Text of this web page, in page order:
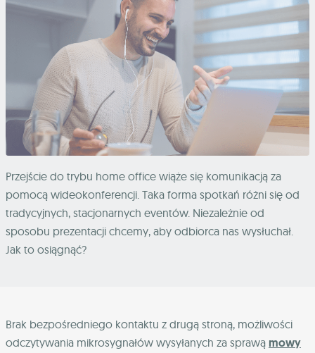
Przejście do trybu home office wiąże się komunikacją za
pomocą wideokonferencji. Taka forma spotkań różni się od
tradycyjnych, stacjonarnych eventów. Niezależnie od
sposobu prezentacji chcemy, aby odbiorca nas wysłuchał.
Jak to osiągnąć?
Brak bezpośredniego kontaktu z drugą stroną, możliwości
odczytywania mikrosygnałów wysyłanych za sprawą mowy